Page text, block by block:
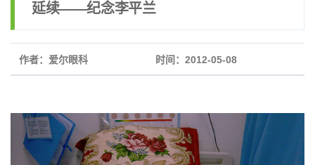
延续——纪念李平兰
作者：爱尔眼科 时间：2012-05-08